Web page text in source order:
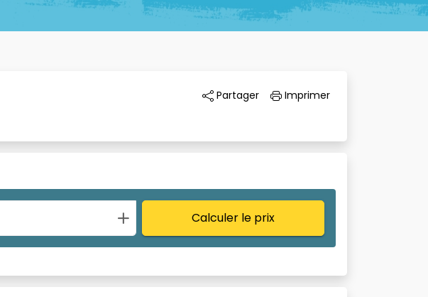
Partager Imprimer
Calculer le prix